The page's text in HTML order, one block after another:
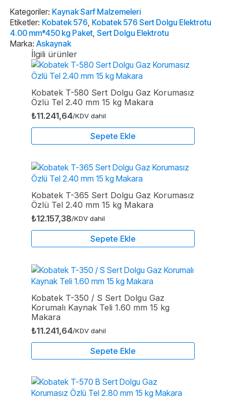
4.00
mm*450
5
kg
Paket
Kategoriler: Kaynak Sarf Malzemeleri
Etiketler: Kobatek 576, Kobatek 576 Sert Dolgu Elektrotu
4.00 mm*450 kg Paket, Sert Dolgu Elektrotu
Marka: Askaynak
İlgili ürünler
Kobatek T-580 Sert Dolgu Gaz Korumasız
Özlü Tel 2.40 mm 15 kg Makara
₺11.241,64/KDV dahil
Sepete Ekle
Kobatek T-365 Sert Dolgu Gaz Korumasız
Özlü Tel 2.40 mm 15 kg Makara
₺12.157,38/KDV dahil
Sepete Ekle
Kobatek T-350 / S Sert Dolgu Gaz
Korumalı Kaynak Teli 1.60 mm 15 kg
Makara
₺11.241,64/KDV dahil
Sepete Ekle